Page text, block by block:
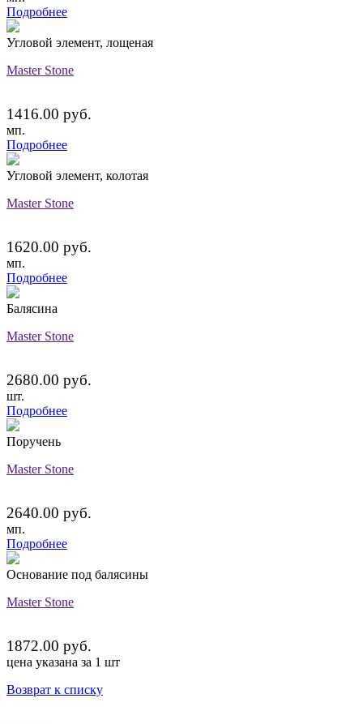
Подробнее
Угловой элемент, лощеная
Master Stone
1416.00 руб.
мп.
Подробнее
Угловой элемент, колотая
Master Stone
1620.00 руб.
мп.
Подробнее
Балясина
Master Stone
2680.00 руб.
шт.
Подробнее
Поручень
Master Stone
2640.00 руб.
мп.
Подробнее
Основание под балясины
Master Stone
1872.00 руб.
цена указана за 1 шт
Возврат к списку